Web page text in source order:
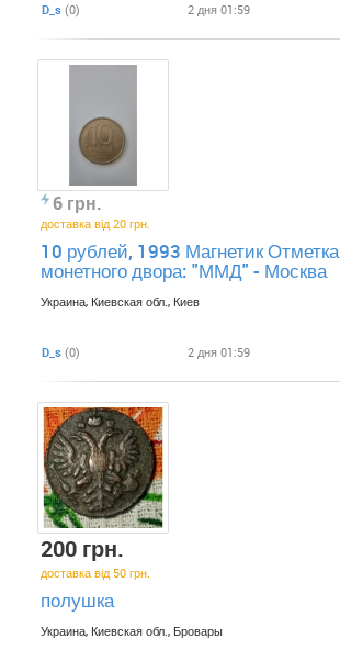
D_s (0) 2 дня 01:59
6 грн.
доставка від 20 грн.
10 рублей, 1993 Магнетик Отметка
монетного двора: "ММД" - Москва
Украина, Киевская обл., Киев
D_s (0) 2 дня 01:59
200 грн.
доставка від 50 грн.
полушка
Украина, Киевская обл., Бровары